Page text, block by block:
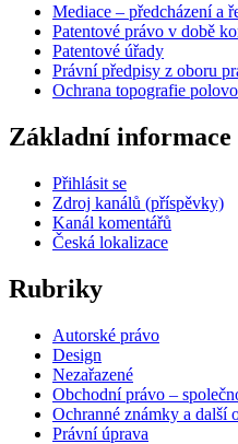
Mediace – předcházení a
Patentové právo v době
Patentové úřady
Právní předpisy z oboru
Ochrana topografie
Základní informace
Přihlásit se
Zdroj kanálů (příspěvky)
Kanál komentářů
Česká lokalizace
Rubriky
Autorské právo
Design
Nezařazené
Obchodní právo –
Ochranné známky a další
Právní úprava